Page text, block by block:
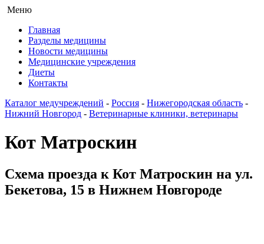
Меню
Главная
Разделы медицины
Новости медицины
Медицинские учреждения
Диеты
Контакты
Каталог медучреждений - Россия - Нижегородская область -
Нижний Новгород - Ветеринарные клиники, ветеринары
Кот Матроскин
Схема проезда к Кот Матроскин на ул.
Бекетова, 15 в Нижнем Новгороде